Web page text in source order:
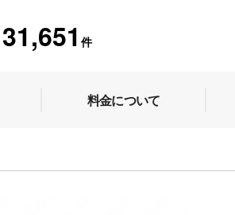
31,651 件
料金について